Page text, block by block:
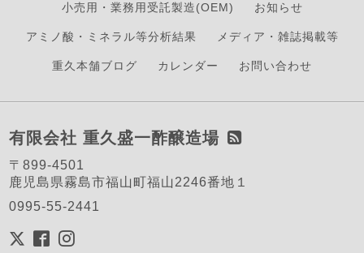
小売用・業務用受託製造(OEM) お知らせ
アミノ酸・ミネラル等分析結果 メディア・雑誌掲載等
重久本舗ブログ カレンダー お問い合わせ
有限会社 重久盛一酢醸造場
〒899-4501
鹿児島県霧島市福山町福山2246番地１
0995-55-2441